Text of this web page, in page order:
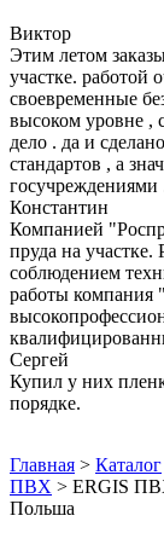
Виктор
Этим летом
участке. работой
своевременные
высоком уровне ,
дело . да и
стандартов , а
госучреждениями
Константин
Компанией
пруда на
соблюдением
работы компания
Сергей
Купил у них
порядке.
Главная > Каталог
ПВХ > ERGIS
Польша